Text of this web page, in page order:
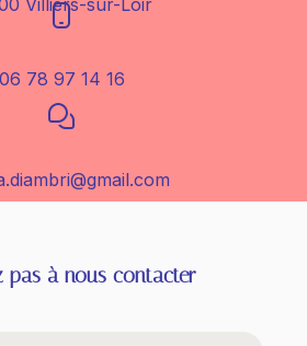
Villiers-sur-Loir
06 78 97 14 16
pas à nous contacter